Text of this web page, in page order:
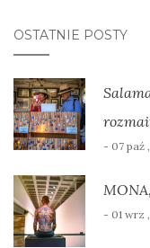
OSTATNIE POSTY
- 07 paź
- 01 wrz